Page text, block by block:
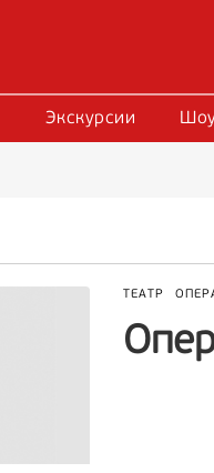
Экскурсии
ТЕАТР